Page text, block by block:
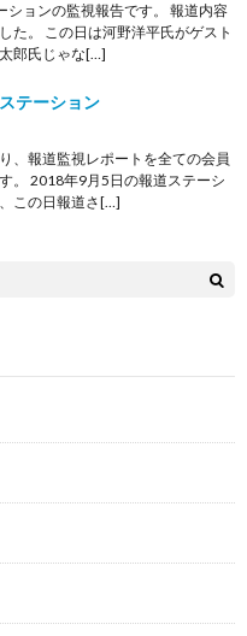
ションの監視報告です。 報道内容
た。 この日は河野洋平氏がゲスト
郎氏じゃな[…]
テーション
、報道監視レポートを全ての会員
。 2018年9月5日の報道ステーシ
この日報道さ[…]